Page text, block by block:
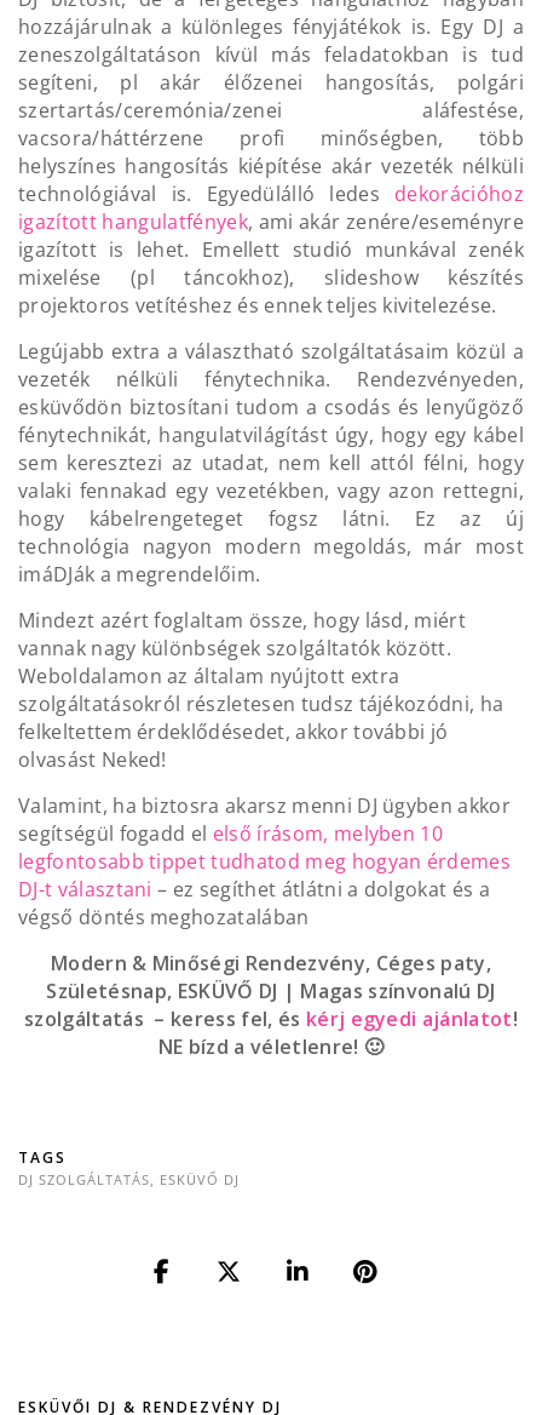
hozzájárulnak a különleges fényjátékok is. Egy DJ a
zeneszolgáltatáson kívül más feladatokban is tud
segíteni, pl akár élőzenei hangosítás, polgári
szertartás/ceremónia/zenei aláfestése,
vacsora/háttérzene profi minőségben, több
helyszínes hangosítás kiépítése akár vezeték nélküli
technológiával is. Egyedülálló ledes dekorációhoz
igazított hangulatfények, ami akár zenére/eseményre
igazított is lehet. Emellett studió munkával zenék
mixelése (pl táncokhoz), slideshow készítés
projektoros vetítéshez és ennek teljes kivitelezése.
Legújabb extra a választható szolgáltatásaim közül a
vezeték nélküli fénytechnika. Rendezvényeden,
esküvődön biztosítani tudom a csodás és lenyűgöző
fénytechnikát, hangulatvilágítást úgy, hogy egy kábel
sem keresztezi az utadat, nem kell attól félni, hogy
valaki fennakad egy vezetékben, vagy azon rettegni,
hogy kábelrengeteget fogsz látni. Ez az új
technológia nagyon modern megoldás, már most
imáDJák a megrendelőim.
Mindezt azért foglaltam össze, hogy lásd, miért
vannak nagy különbségek szolgáltatók között.
Weboldalamon az általam nyújtott extra
szolgáltatásokról részletesen tudsz tájékozódni, ha
felkeltettem érdeklődésedet, akkor további jó
olvasást Neked!
Valamint, ha biztosra akarsz menni DJ ügyben akkor
segítségül fogadd el első írásom, melyben 10
legfontosabb tippet tudhatod meg hogyan érdemes
DJ-t választani – ez segíthet átlátni a dolgokat és a
végső döntés meghozatalában
Modern & Minőségi Rendezvény, Céges paty,
Születésnap, ESKÜVŐ DJ | Magas színvonalú DJ
szolgáltatás – keress fel, és kérj egyedi ajánlatot!
NE bízd a véletlenre! 🙂
TAGS
DJ SZOLGÁLTATÁS ESKÜVŐ DJ
ESKÜVŐI DJ & RENDEZVÉNY DJ